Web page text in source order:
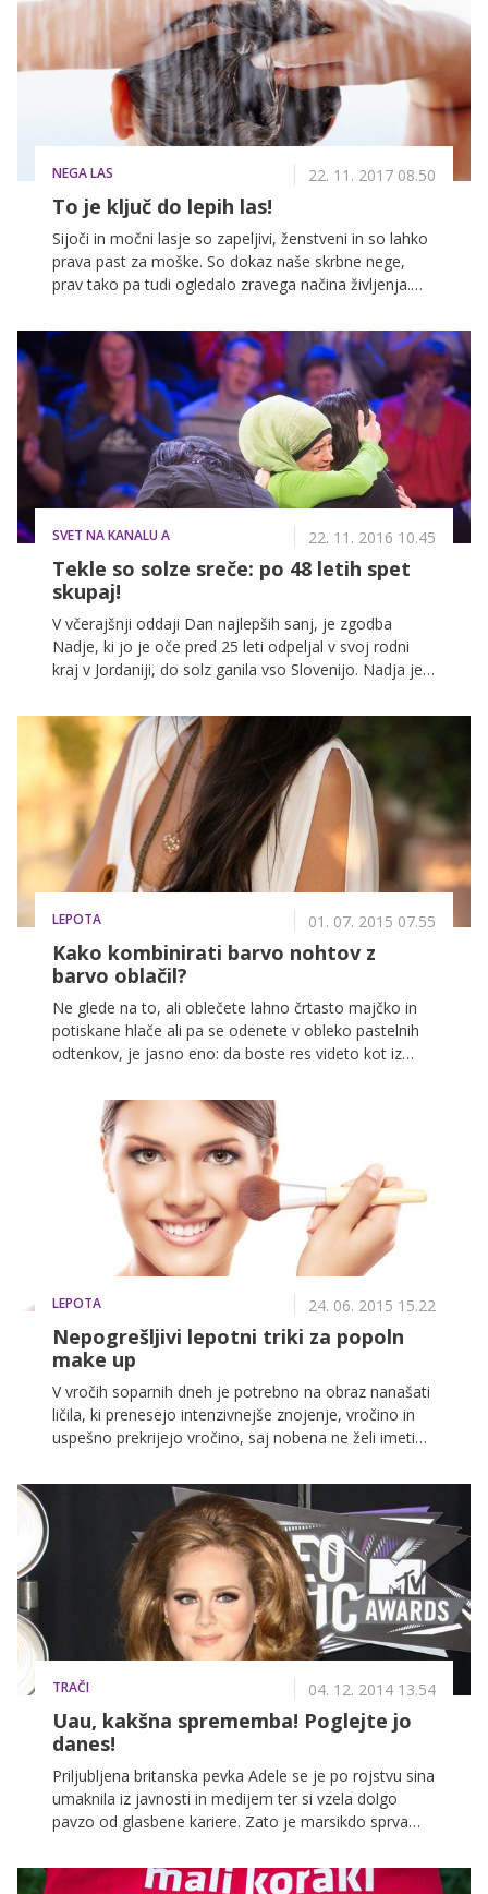
vaše telo pa med spanjem pridno kuri odvečne
maščobe. Ampak, a je to dovolj?
NEGA LAS 22. 11. 2017 08.50
To je ključ do lepih las!
Sijoči in močni lasje so zapeljivi, ženstveni in so lahko
prava past za moške. So dokaz naše skrbne nege,
prav tako pa tudi ogledalo zravega načina življenja.
genov, veliko vlogo igrajo tudi redna nega, pravilna
prehrana, uporaba kakovostnih sredstev ter pazljivosti
pri oblikovanju, zato vam v nadaljevanju ponujamo
nekaj informacij, ki vam utegnejo pri negi priti še kako
prav.
SVET NA KANALU A 22. 11. 2016 10.45
Tekle so solze sreče: po 48 letih spet
skupaj!
V včerajšnji oddaji Dan najlepših sanj, je zgodba
Nadje, ki jo je oče pred 25 leti odpeljal v svoj rodni
kraj v Jordaniji, do solz ganila vso Slovenijo. Nadja je
svojo mamo in sestro, njihova zgodba o ponovnem
srečanju dolgo izgubljenih družinskih članov, pa ni
osamljen primer. Joan Courchene Wehrmeyer je svojo
izgubljeno hčerko v svoj objem spet stisnila po kar 48
letih.
LEPOTA 01. 07. 2015 07.55
Kako kombinirati barvo nohtov z
barvo oblačil?
Ne glede na to, ali oblečete lahno črtasto majčko in
potiskane hlače ali pa se odenete v obleko pastelnih
odtenkov, je jasno eno: da boste res videto kot iz
barvo nohtov na rokah in nogah. Možnosti in
kombinacij je skoraj toliko, kolikor je oblačil, barva
laka pa naj bi bila načeloma v največji meri odvisna od
sloga in barv oblačil ter dodatkov.
LEPOTA 24. 06. 2015 15.22
Nepogrešljivi lepotni triki za popoln
make up
V vročih soparnih dneh je potrebno na obraz nanašati
ličila, ki prenesejo intenzivnejše znojenje, vročino in
uspešno prekrijejo vročino, saj nobena ne želi imeti
dveh ali treh brazd na vekah, ki kažejo na to, da je bilo
na tem mestu nekoč senčilo. A kako potem tudi v
pasji vročini zgledati kot iz škatlice? Nič lažjega …
TRAČI 04. 12. 2014 13.54
Uau, kakšna sprememba! Poglejte jo
danes!
Priljubljena britanska pevka Adele se je po rojstvu sina
umaknila iz javnosti in medijem ter si vzela dolgo
pavzo od glasbene kariere. Zato je marsikdo sprva
dolgem času v javnosti pojavila vidno shujšana.